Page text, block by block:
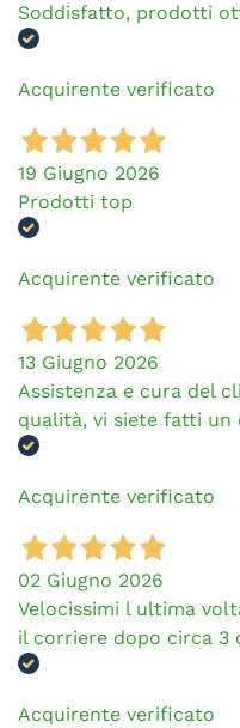
Soddisfatto, prodotti
Acquirente verificato
19 Giugno 2026
Prodotti top
Acquirente verificato
13 Giugno 2026
Assistenza e cura del
qualità, vi siete fatti un
Acquirente verificato
02 Giugno 2026
Velocissimi l ultima
il corriere dopo circa 3
Acquirente verificato